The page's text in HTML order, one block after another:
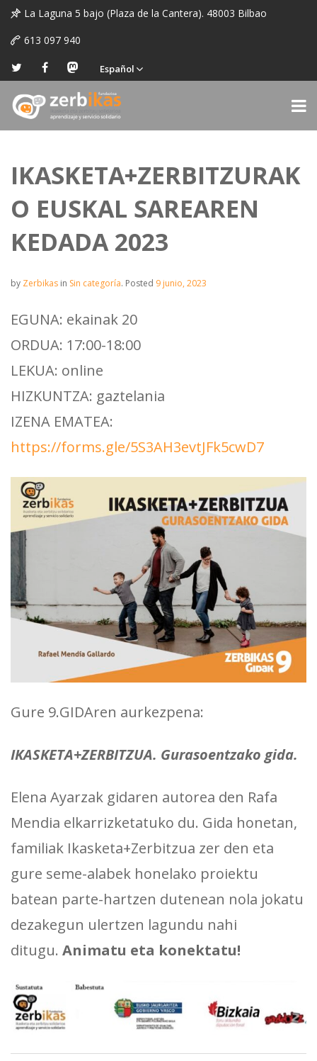
La Laguna 5 bajo (Plaza de la Cantera). 48003 Bilbao
613 097 940
Español
IKASKETA+ZERBITZURAK
O EUSKAL SAREAREN
KEDADA 2023
by Zerbikas in Sin categoría. Posted 9 junio, 2023
EGUNA: ekainak 20
ORDUA: 17:00-18:00
LEKUA: online
HIZKUNTZA: gaztelania
IZENA EMATEA:
https://forms.gle/5S3AH3evtJFk5cwD7
Gure 9.GIDAren aurkezpena:
IKASKETA+ZERBITZUA. Gurasoentzako gida.
Elena Ayarzak gidaren autorea den Rafa
Mendia elkarrizketatuko du. Gida honetan,
familiak Ikasketa+Zerbitzua zer den eta
gure seme-alabek honelako proiektu
batean parte-hartzen dutenean nola jokatu
dezakegun ulertzen lagundu nahi
ditugu. Animatu eta konektatu!